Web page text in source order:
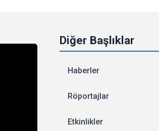
Diğer Başlıklar
Haberler
Röportajlar
Etkinlikler